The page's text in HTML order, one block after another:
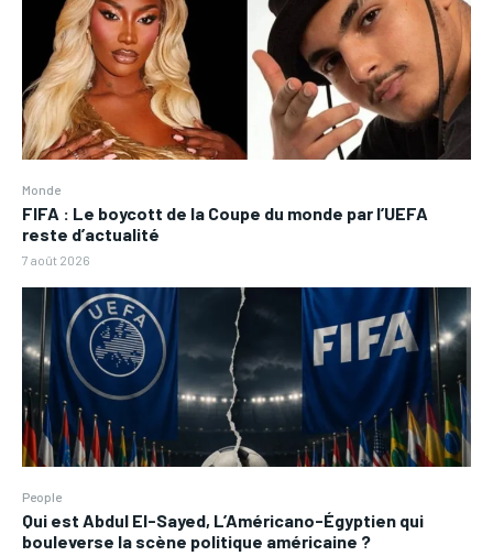
Monde
FIFA : Le boycott de la Coupe du monde par l’UEFA
reste d’actualité
7 août 2026
People
Qui est Abdul El-Sayed, L’Américano-Égyptien qui
bouleverse la scène politique américaine ?